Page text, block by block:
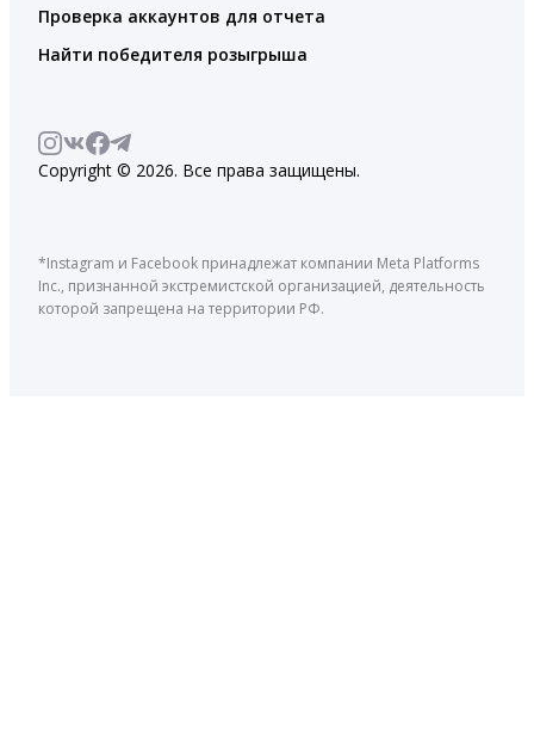
Проверка аккаунтов для отчета
Найти победителя розыгрыша
Copyright © 2026. Все права защищены.
*Instagram и Facebook принадлежат компании Meta Platforms
Inc., признанной экстремистской организацией, деятельность
которой запрещена на территории РФ.